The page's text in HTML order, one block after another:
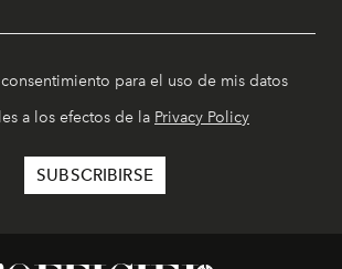
para el uso de mis datos
a los efectos de la Privacy Policy